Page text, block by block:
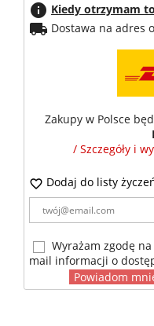
info Kiedy otrzymam
local_shipping Dostawa na adres
Zakupy w Polsce
/ Szczegóły i
 Dodaj do listy
Wyrażam zgodę
mail informacji o
Powiadom